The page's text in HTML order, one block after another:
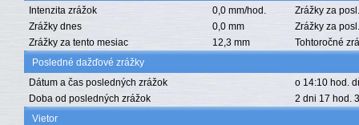
Intenzita zrážok
0,0 mm/hod.
Zrážky za
Zrážky dnes
0,0 mm
Zrážky za
Zrážky za tento mesiac
12,3 mm
Tohtoročné
Posledné dažďové zrážky
Dátum a čas posledných zrážok
o 14:10 hod.
Doba od posledných zrážok
2 dni 17 hod.
Vietor